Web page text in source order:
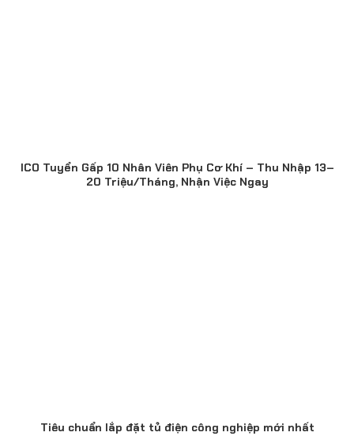
ICO Tuyển Gấp 10 Nhân Viên Phụ Cơ Khí – Thu Nhập 13–
20 Triệu/Tháng, Nhận Việc Ngay
Tiêu chuẩn lắp đặt tủ điện công nghiệp mới nhất